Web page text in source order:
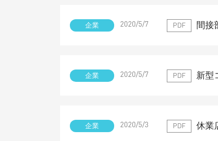
企業 2020/5/7 PDF 間接
企業 2020/5/7 PDF 新型
企業 2020/5/3 PDF 休業